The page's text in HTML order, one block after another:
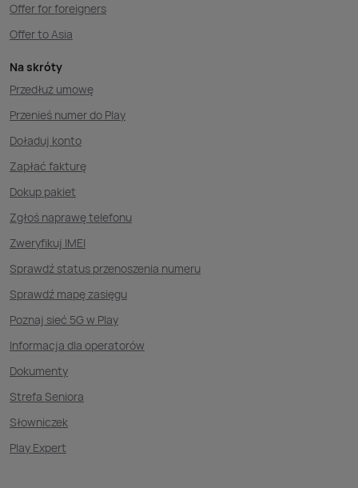
Offer for foreigners
Offer to Asia
Na skróty
Przedłuż umowę
Przenieś numer do Play
Doładuj konto
Zapłać fakturę
Dokup pakiet
Zgłoś naprawę telefonu
Zweryfikuj IMEI
Sprawdź status przenoszenia numeru
Sprawdź mapę zasięgu
Poznaj sieć 5G w Play
Informacja dla operatorów
Dokumenty
Strefa Seniora
Słowniczek
Play Expert